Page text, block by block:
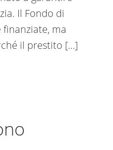
Il Fondo di
ma
il prestito […]